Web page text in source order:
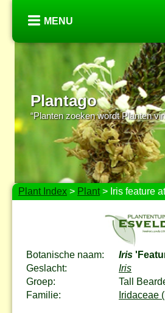
MENU
Plantago
“Planten zoeken wordt Planten
Plant Index > Plant> Iris feature
Botanische naam: Iris
Geslacht:
Iris
Groep:
Tall
Familie:
Iridaceae